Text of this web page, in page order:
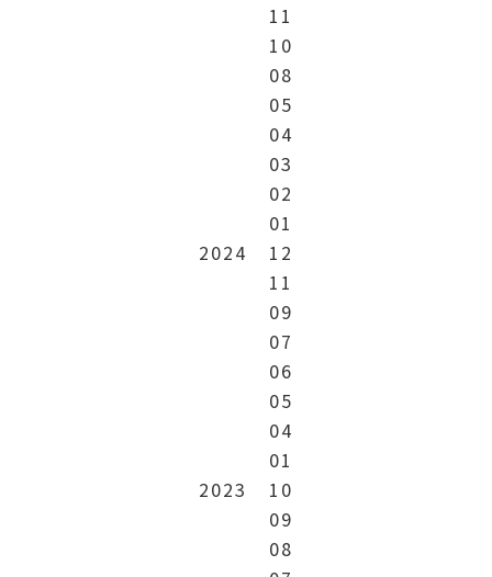
11
10
08
05
04
03
02
01
2024
12
11
09
07
06
05
04
01
2023
10
09
08